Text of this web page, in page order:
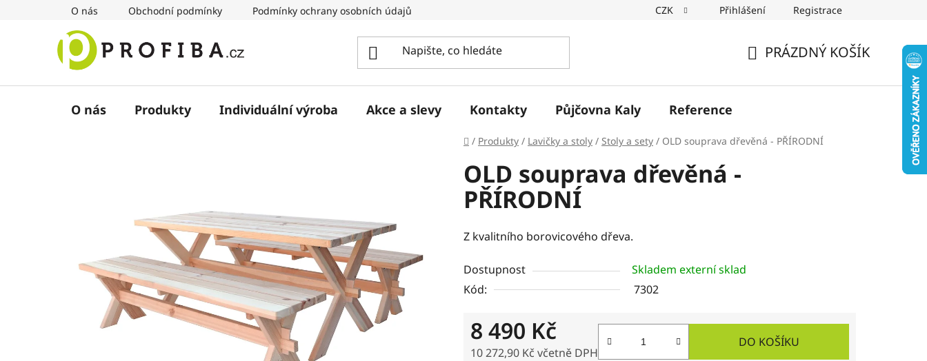
O nás Obchodní podmínky Podmínky ochrany osobních údajů CZK Přihlášení Registrace
PRÁZDNÝ KOŠÍK
O nás Produkty Individuální výroba Akce a slevy Kontakty Půjčovna Kaly Reference
Domů
/ Produkty / Lavičky a stoly / Stoly a sety / OLD souprava dřevěná - PŘÍRODNÍ
OLD souprava dřevěná -
PŘÍRODNÍ
Z kvalitního borovicového dřeva.
Dostupnost
Skladem externí sklad
Kód:
7302
8 490 Kč
10 272,90 Kč včetně DPH
DO KOŠÍKU